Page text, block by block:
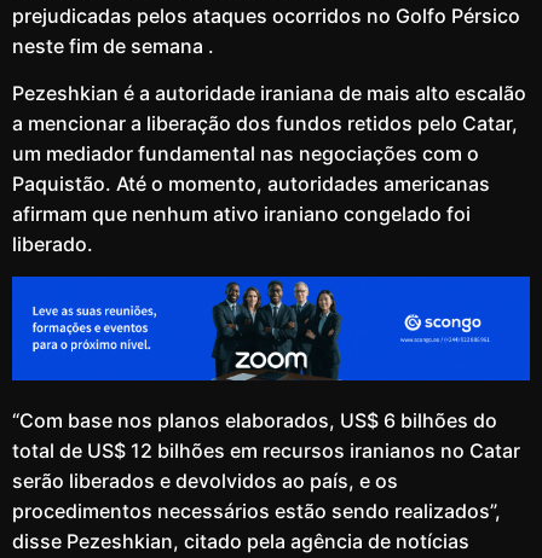
prejudicadas pelos ataques ocorridos no Golfo Pérsico
neste fim de semana .
Pezeshkian é a autoridade iraniana de mais alto escalão
a mencionar a liberação dos fundos retidos pelo Catar,
um mediador fundamental nas negociações com o
Paquistão. Até o momento, autoridades americanas
afirmam que nenhum ativo iraniano congelado foi
liberado.
“Com base nos planos elaborados, US$ 6 bilhões do
total de US$ 12 bilhões em recursos iranianos no Catar
serão liberados e devolvidos ao país, e os
procedimentos necessários estão sendo realizados”,
disse Pezeshkian, citado pela agência de notícias